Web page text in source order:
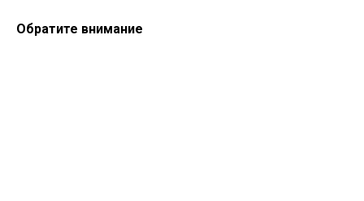
Обратите внимание